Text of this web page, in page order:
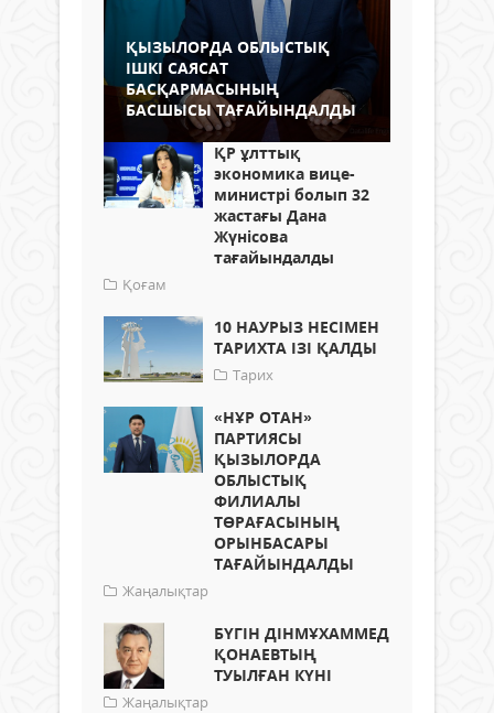
ҚЫЗЫЛОРДА ОБЛЫСТЫҚ
ІШКІ САЯСАТ
БАСҚАРМАСЫНЫҢ
БАСШЫСЫ ТАҒАЙЫНДАЛДЫ
ҚР ұлттық
экономика вице-
министрі болып 32
жастағы Дана
Жүнісова
тағайындалды
Қоғам
10 НАУРЫЗ НЕСІМЕН
ТАРИХТА ІЗІ ҚАЛДЫ
Тарих
«НҰР ОТАН»
ПАРТИЯСЫ
ҚЫЗЫЛОРДА
ОБЛЫСТЫҚ
ФИЛИАЛЫ
ТӨРАҒАСЫНЫҢ
ОРЫНБАСАРЫ
ТАҒАЙЫНДАЛДЫ
Жаңалықтар
БҮГІН ДІНМҰХАММЕД
ҚОНАЕВТЫҢ
ТУЫЛҒАН КҮНІ
Жаңалықтар